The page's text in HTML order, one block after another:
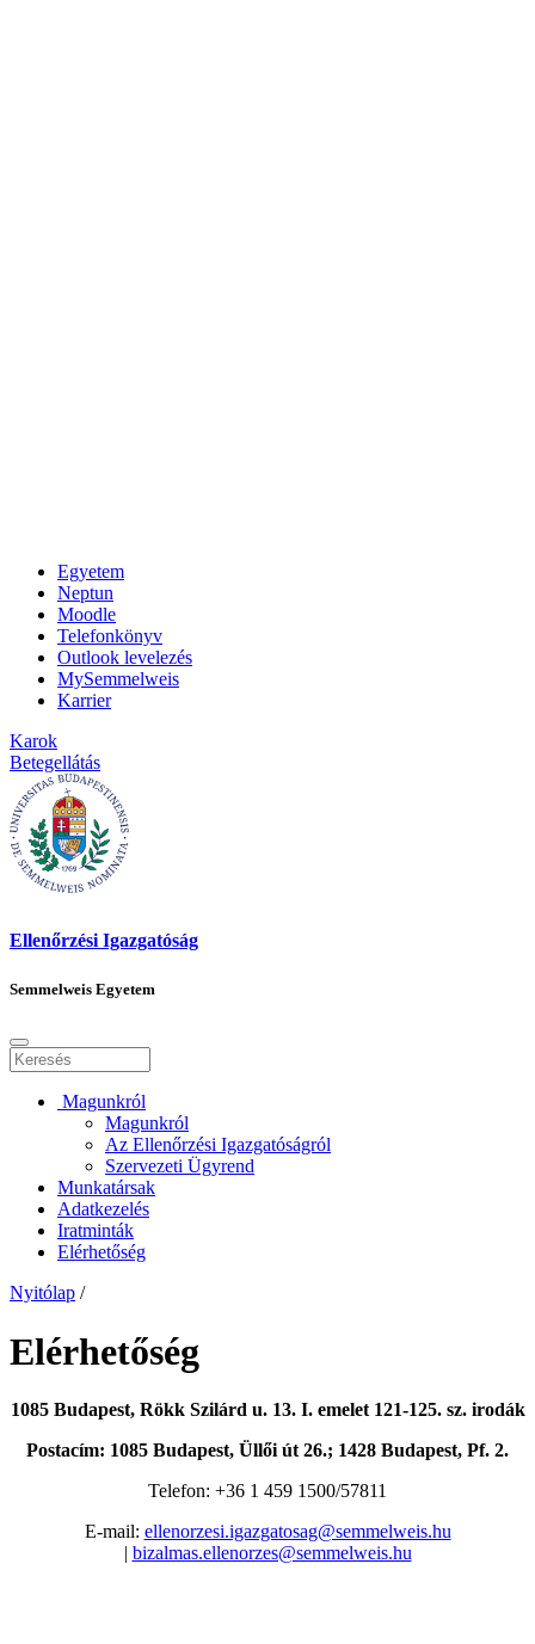
Egyetem
Neptun
Moodle
Telefonkönyv
Outlook levelezés
MySemmelweis
Karrier
Karok
Betegellátás
Ellenőrzési Igazgatóság
Semmelweis Egyetem
Magunkról
Magunkról
Az Ellenőrzési Igazgatóságról
Szervezeti Ügyrend
Munkatársak
Adatkezelés
Iratminták
Elérhetőség
Nyitólap /
Elérhetőség
1085 Budapest, Rökk Szilárd u. 13. I. emelet 121-125. sz. irodák
Postacím: 1085 Budapest, Üllői út 26.; 1428 Budapest, Pf. 2.
Telefon: +36 1 459 1500/57811
E-mail: ellenorzesi.igazgatosag@semmelweis.hu
| bizalmas.ellenorzes@semmelweis.hu